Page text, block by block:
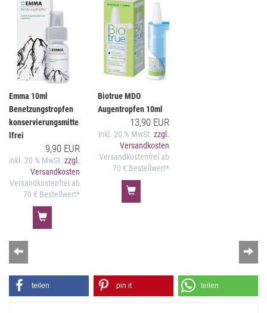
Emma 10ml
Benetzungstropfen
konservierungsmitte
lfrei
9,90 EUR
inkl. 20 % MwSt.zzgl.
Versandkosten
Versandkostenfrei ab
70 € Bestellwert*
Biotrue MDO
Augentropfen 10ml
13,90 EUR
inkl. 20 % MwSt. zzgl.
Versandkosten
Versandkostenfrei ab
70 € Bestellwert*
Zurück
teilen pin it teilen